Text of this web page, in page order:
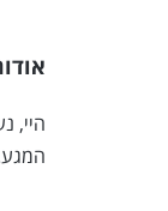
היי,
המגע.